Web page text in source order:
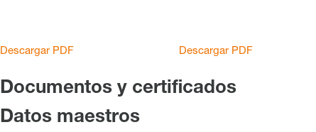
Descargar PDF Descargar PDF
Documentos y certificados
Datos maestros